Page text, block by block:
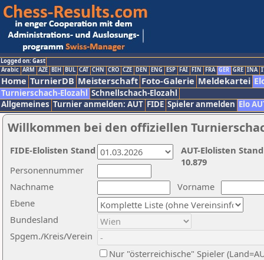
Logged on: Gast
Arabic ARM AZE BIH BUL CAT CHN CRO CZE DEN ENG ESP FAI FIN FRA GER GRE INA
Home TurnierDB Meisterschaft Foto-Galerie Meldekartei
Turnierschach-Elozahl Schnellschach-Elozahl
Allgemeines Turnier anmelden: AUT FIDE Spieler anmelden Elo
Willkommen bei den offiziellen
Nachname
Vorname
Ebene
Personennummer
Bundesland
Spgem./Kreis/Verein
Nur "österreichische" Spieler
AUT-Elolisten
10.879
FIDE-Elolisten Stand